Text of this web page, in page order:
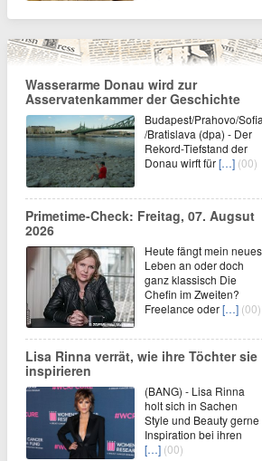
Wasserarme Donau wird zur
Asservatenkammer der Geschichte
Budapest/Prahovo/Sofia
/Bratislava (dpa) - Der
Rekord-Tiefstand der
Donau wirft für[…] (00)
Primetime-Check: Freitag, 07. Augsut
2026
Heute fängt mein neues
Leben an oder doch
ganz klassisch Die
Chefin im Zweiten?
Freelance oder[…] (00)
Lisa Rinna verrät, wie ihre Töchter sie
inspirieren
(BANG) - Lisa Rinna
holt sich in Sachen
Style und Beauty gerne
Inspiration bei ihren
[…] (00)